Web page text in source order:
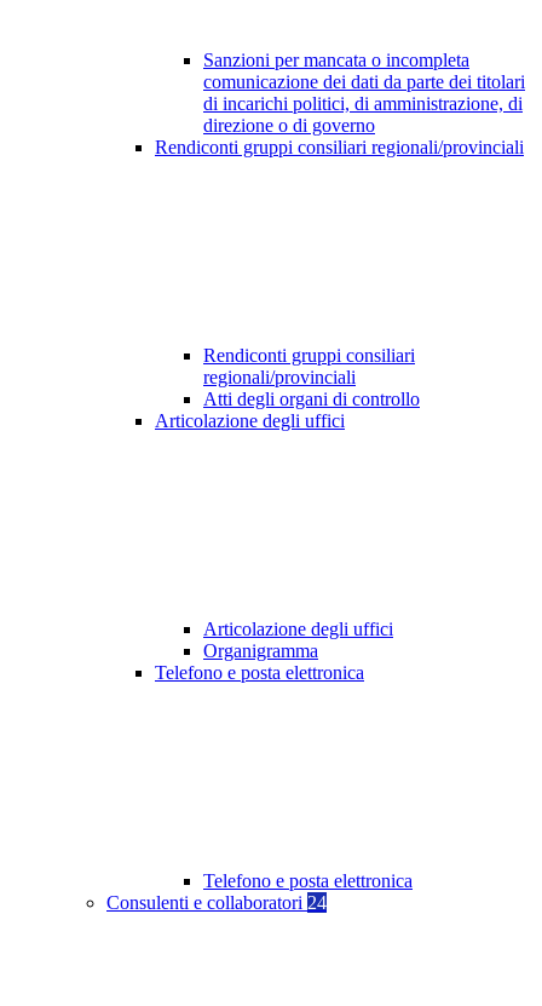
Sanzioni per mancata o incompleta
comunicazione dei dati da parte dei titolari
di incarichi politici, di amministrazione, di
direzione o di governo
Rendiconti gruppi consiliari regionali/provinciali
Rendiconti gruppi consiliari
regionali/provinciali
Atti degli organi di controllo
Articolazione degli uffici
Articolazione degli uffici
Organigramma
Telefono e posta elettronica
Telefono e posta elettronica
Consulenti e collaboratori 24